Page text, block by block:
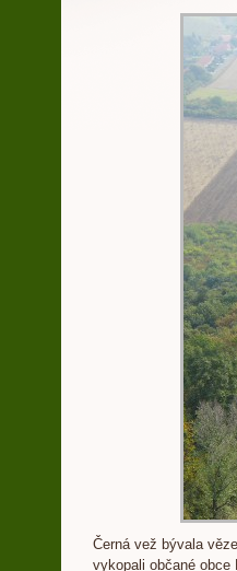
Černá vež bývala
vykopali občané